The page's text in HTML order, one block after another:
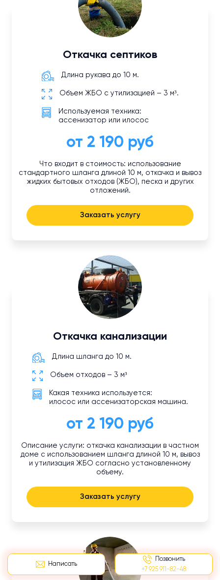
Написать
Позвонить
+7 925 911-82-48
Откачка септиков
Длина рукава до 10 м.
Объем ЖБО с утилизацией – 3 м³.
Используемая техника:
ассенизатор или илосос
от 2 190 руб
Что входит в стоимость: использование
стандартного шланга длиной 10 м, откачка и вывоз
жидких бытовых отходов (ЖБО), песка и других
отложений.
Заказать услугу
Откачка канализации
Длина шланга до 10 м.
Объем отходов – 3 м³
Какая техника используется:
илосос или ассенизаторская машина.
от 2 190 руб
Описание услуги: откачка канализации в частном
доме с использованием шланга длиной 10 м, вывоз
и утилизация ЖБО согласно установленному
объему.
Заказать услугу